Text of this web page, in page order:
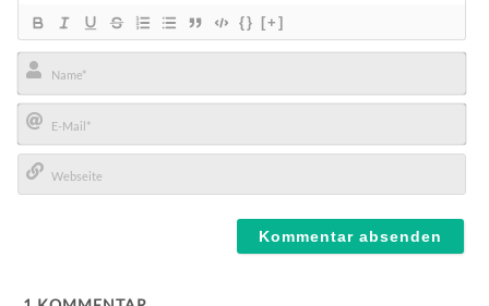
{} [+]
Name*
E-
Mail*